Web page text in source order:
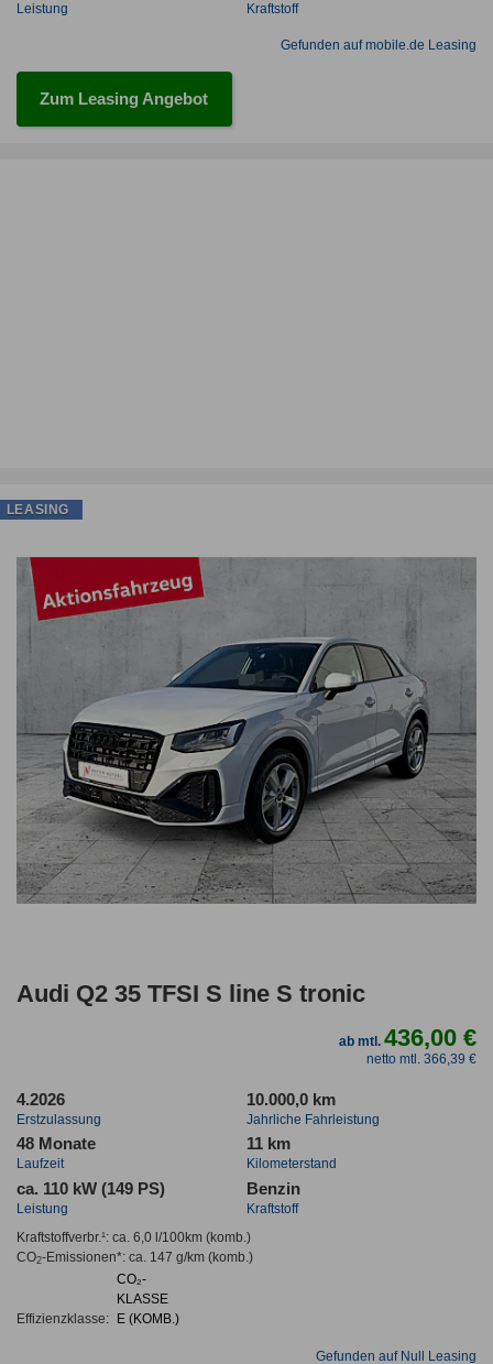
Leistung Kraftstoff
Gefunden auf mobile.de Leasing
Zum Leasing Angebot
Audi Q2 35 TFSI S line S tronic
ab mtl.436,00 €
netto mtl. 366,39 €
4.2026
Erstzulassung
10.000,0 km
Jahrliche Fahrleistung
48 Monate
Laufzeit
11 km
Kilometerstand
ca. 110 kW (149 PS)
Leistung
Benzin
Kraftstoff
Kraftstoffverbr.¹: ca. 6,0 l/100km(komb.)
CO2-Emissionen*: ca. 147 g/km(komb.)
Effizienzklasse:
CO₂-
KLASSE
E (KOMB.)
Gefunden auf Null Leasing
LEASING